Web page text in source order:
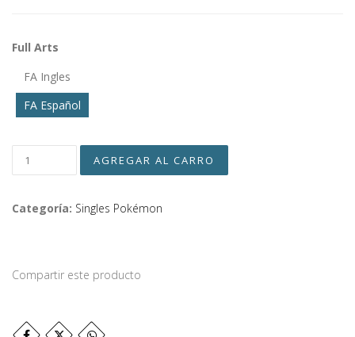
Full Arts
FA Ingles
FA Español
Categoría: Singles Pokémon
Compartir este producto